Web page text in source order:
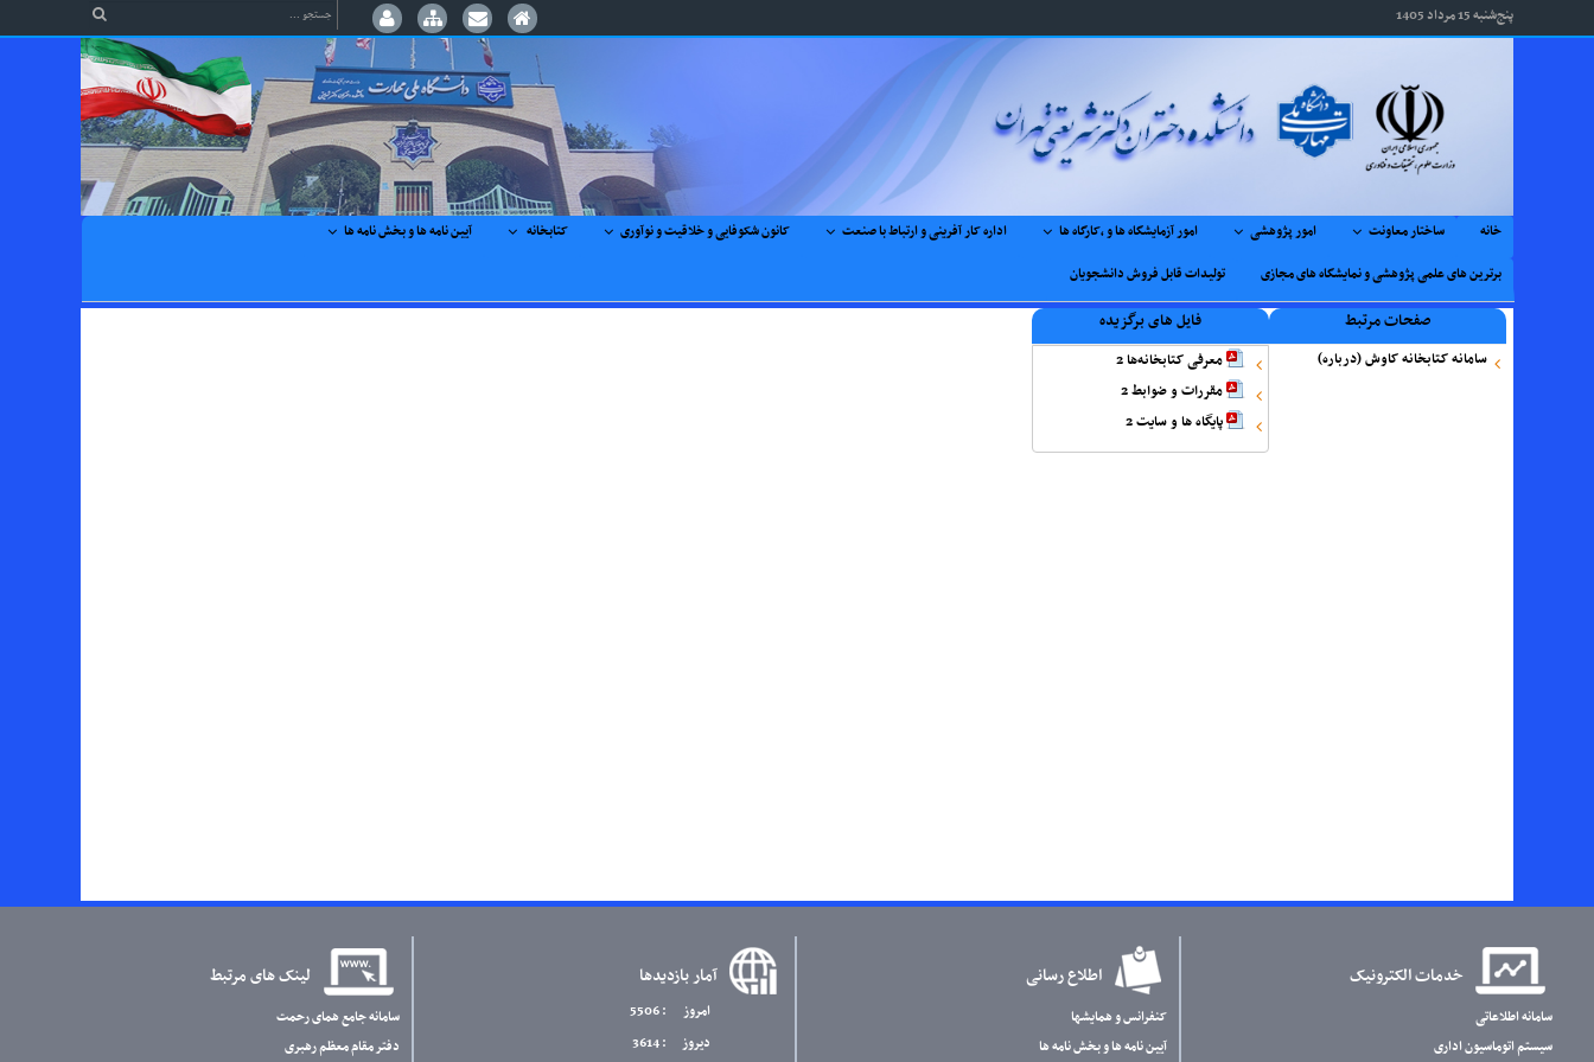
پنج‌شنبه 15 مرداد 1405
خانه ساختار معاونت امور پژوهشی امور آزمایشگاه ها و ,کارگاه ها اداره کار آفرینی و ارتباط با صنعت کانون شکوفایی و خلاقیت و نوآوری کتابخانه
آیین نامه ها و بخش نامه ها
برترین های علمی پژوهشی و نمایشگاه های مجازی
تولیدات قابل فروش دانشجویان
فایل های برگزیده
معرفی کتابخانه‌ها 2
مقررات و ضوابط 2
پایگاه ها و سایت 2
صفحات مرتبط
سامانه کتابخانه کاوش (درباره)
خدمات الکترونیک
سامانه اطلاعاتی
سیستم اتوماسیون اداری
اطلاع رسانی
کنفرانس و همایشها
آیین نامه ها و بخش نامه ها
آمار بازدیدها
امروز
: 5506
دیروز
: 3614
لینک های مرتبط
سامانه جامع همای رحمت
دفتر مقام معظم رهبری